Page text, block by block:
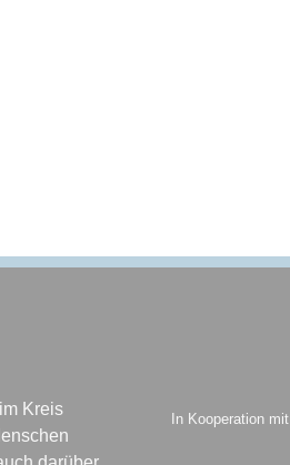
Kreis
In Kooperation mit